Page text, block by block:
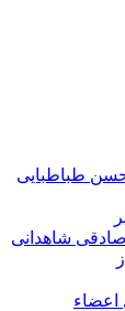
طباطبایی
شاهدانی